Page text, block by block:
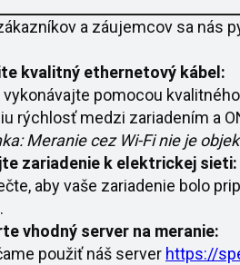
a záujemcov sa nás
kvalitný ethernetový kábel:
vykonávajte pomocou
rýchlosť medzi zariadením a
Meranie cez Wi-Fi nie je
zariadenie k elektrickej sieti:
aby vaše zariadenie bolo
vhodný server na meranie:
použiť náš server https://